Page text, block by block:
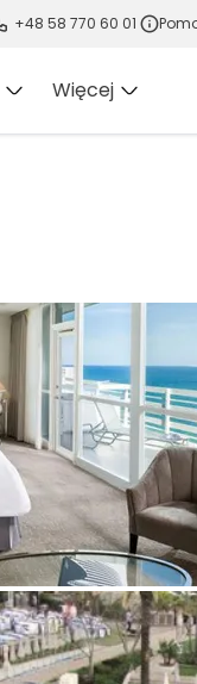
+48 58 770 60 01
Więcej